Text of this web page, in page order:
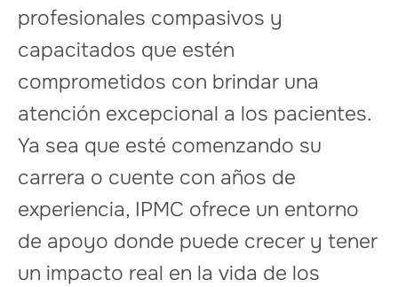
profesionales compasivos y
capacitados que estén
comprometidos con brindar una
atención excepcional a los pacientes.
Ya sea que esté comenzando su
carrera o cuente con años de
experiencia, IPMC ofrece un entorno
de apoyo donde puede crecer y tener
un impacto real en la vida de los